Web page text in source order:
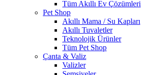
Tüm Akıllı Ev Çözümleri
Pet Shop
Akıllı Mama / Su Kapları
Akıllı Tuvaletler
Teknolojik Ürünler
Tüm Pet Shop
Çanta & Valiz
Valizler